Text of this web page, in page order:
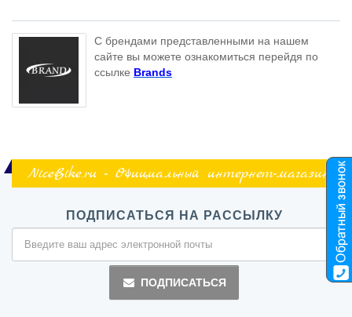
С брендами представленными на нашем
сайте вы можете ознакомиться перейдя по
ссылке Brands
NiceBike.ru - Официальный интернет-магазин
ПОДПИСАТЬСЯ НА РАССЫЛКУ
ПОДПИСАТЬСЯ